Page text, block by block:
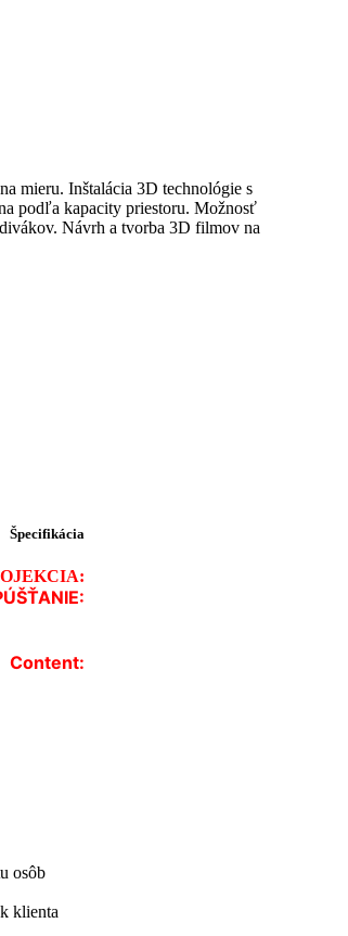
mieru. Inštalácia 3D technológie s
podľa kapacity priestoru. Možnosť
Návrh a tvorba 3D filmov na
Špecifikácia
Content:
osôb
klienta